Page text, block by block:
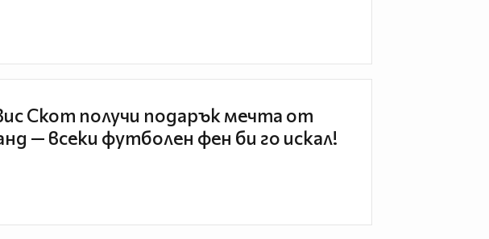
Скот получи подарък мечта от
— всеки футболен фен би го искал!